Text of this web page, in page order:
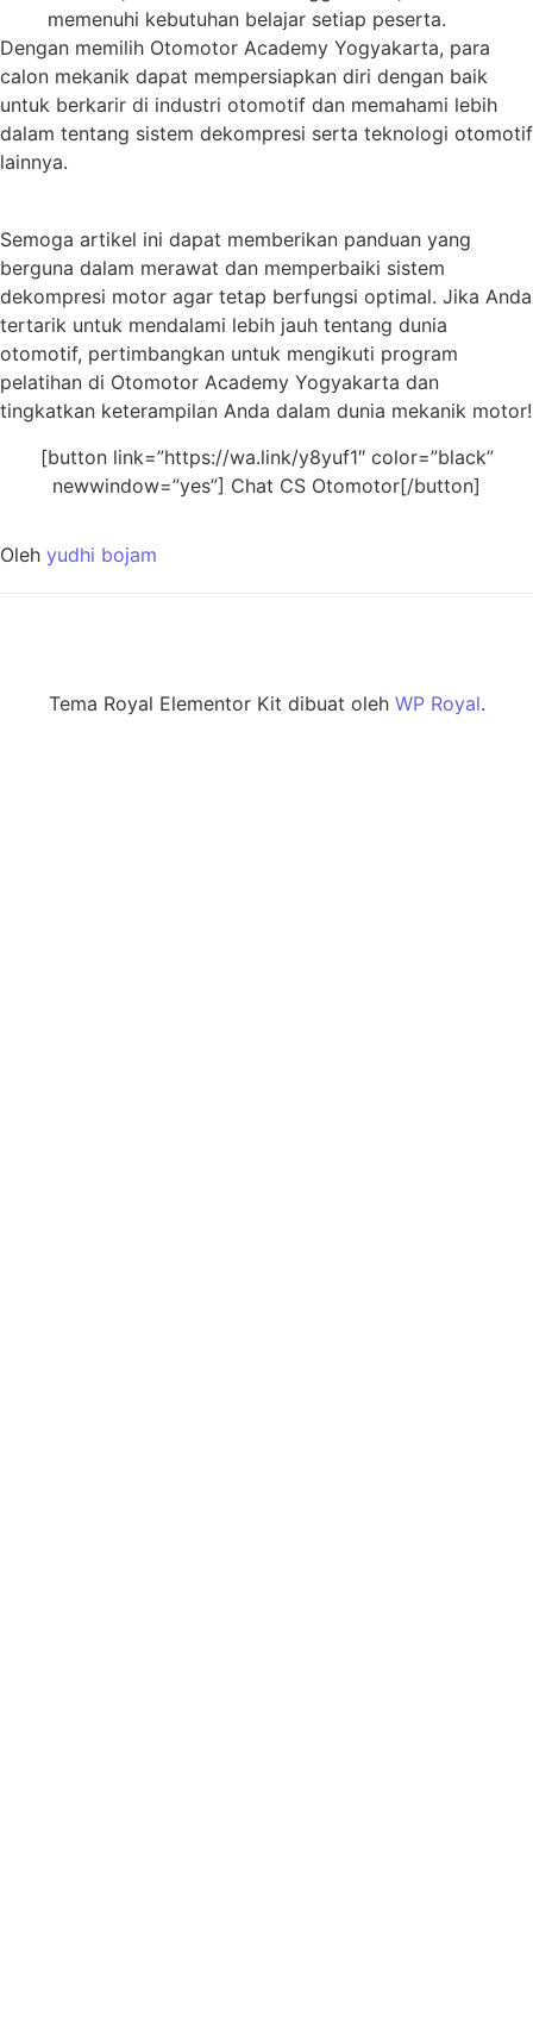
memenuhi kebutuhan belajar setiap peserta.
Dengan memilih Otomotor Academy Yogyakarta, para
calon mekanik dapat mempersiapkan diri dengan baik
untuk berkarir di industri otomotif dan memahami lebih
dalam tentang sistem dekompresi serta teknologi otomotif
lainnya.
Semoga artikel ini dapat memberikan panduan yang
berguna dalam merawat dan memperbaiki sistem
dekompresi motor agar tetap berfungsi optimal. Jika Anda
tertarik untuk mendalami lebih jauh tentang dunia
otomotif, pertimbangkan untuk mengikuti program
pelatihan di Otomotor Academy Yogyakarta dan
tingkatkan keterampilan Anda dalam dunia mekanik motor!
[button link=”https://wa.link/y8yuf1″ color=”black”
newwindow=”yes”] Chat CS Otomotor[/button]
Oleh yudhi bojam
Tema Royal Elementor Kit dibuat oleh WP Royal.